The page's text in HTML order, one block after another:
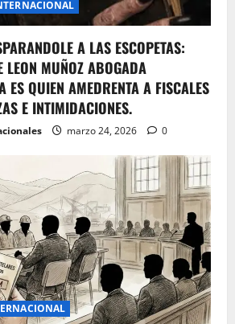
A LAS ESCOPETAS:
LEON MUÑOZ ABOGADA
ES QUIEN AMEDRENTA A FISCALES
E INTIMIDACIONES.
marzo 24, 2026 0